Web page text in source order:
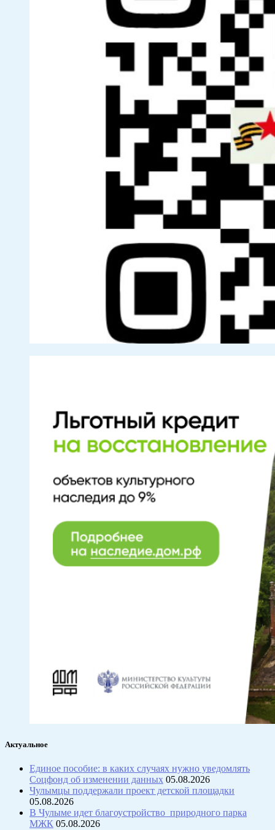
Актуальное
Единое пособие: в каких случаях нужно уведомлять
Соцфонд об изменении данных 05.08.2026
Чулымцы поддержали проект детской площадки
05.08.2026
В Чулыме идет благоустройство природного парка
МЖК 05.08.2026